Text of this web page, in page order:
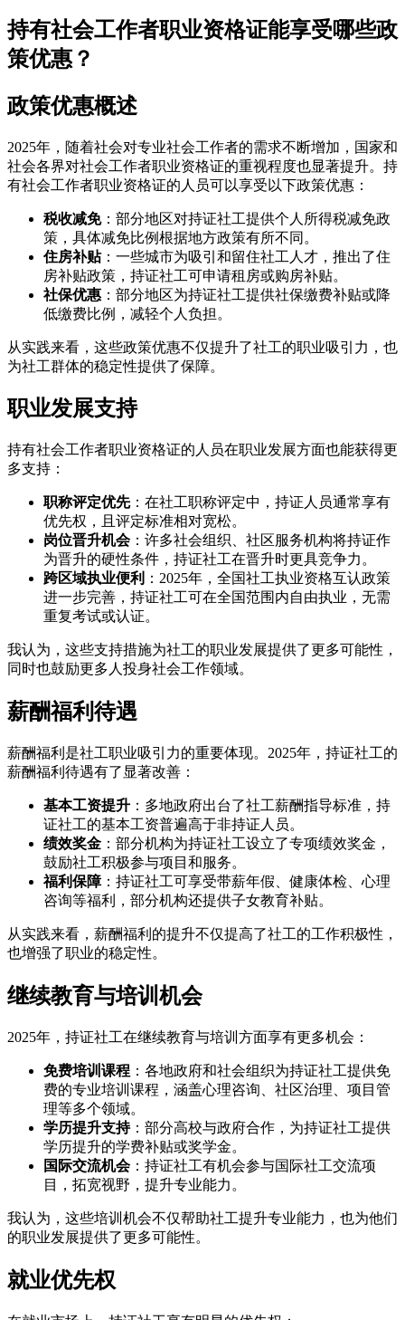
持有社会工作者职业资格证能享受哪些政
策优惠？
政策优惠概述
2025年，随着社会对专业社会工作者的需求不断增加，国家和
社会各界对社会工作者职业资格证的重视程度也显著提升。持
有社会工作者职业资格证的人员可以享受以下政策优惠：
税收减免：部分地区对持证社工提供个人所得税减免政
策，具体减免比例根据地方政策有所不同。
住房补贴：一些城市为吸引和留住社工人才，推出了住
房补贴政策，持证社工可申请租房或购房补贴。
社保优惠 ：部分地区为持证社工提供社保缴费补贴或降
低缴费比例，减轻个人负担。
从实践来看，这些政策优惠不仅提升了社工的职业吸引力，也
为社工群体的稳定性提供了保障。
职业发展支持
持有社会工作者职业资格证的人员在职业发展方面也能获得更
多支持：
职称评定优先：在社工职称评定中，持证人员通常享有
优先权，且评定标准相对宽松。
岗位晋升机会：许多社会组织、社区服务机构将持证作
为晋升的硬性条件，持证社工在晋升时更具竞争力。
跨区域执业便利 ：2025年，全国社工执业资格互认政策
进一步完善，持证社工可在全国范围内自由执业，无需
重复考试或认证。
我认为，这些支持措施为社工的职业发展提供了更多可能性，
同时也鼓励更多人投身社会工作领域。
薪酬福利待遇
薪酬福利是社工职业吸引力的重要体现。2025年，持证社工的
薪酬福利待遇有了显著改善：
基本工资提升 ：多地政府出台了社工薪酬指导标准，持
证社工的基本工资普遍高于非持证人员。
绩效奖金 ：部分机构为持证社工设立了专项绩效奖金，
鼓励社工积极参与项目和服务。
福利保障：持证社工可享受带薪年假、健康体检、心理
咨询等福利，部分机构还提供子女教育补贴。
从实践来看，薪酬福利的提升不仅提高了社工的工作积极性，
也增强了职业的稳定性。
继续教育与培训机会
2025年，持证社工在继续教育与培训方面享有更多机会：
免费培训课程 ：各地政府和社会组织为持证社工提供免
费的专业培训课程，涵盖心理咨询、社区治理、项目管
理等多个领域。
学历提升支持：部分高校与政府合作，为持证社工提供
学历提升的学费补贴或奖学金。
国际交流机会：持证社工有机会参与国际社工交流项
目，拓宽视野，提升专业能力。
我认为，这些培训机会不仅帮助社工提升专业能力，也为他们
的职业发展提供了更多可能性。
就业优先权